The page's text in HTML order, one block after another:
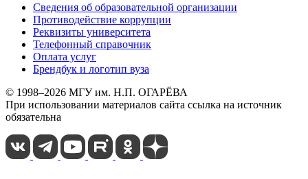
Сведения об образовательной организации
Противодействие коррупции
Реквизиты университета
Телефонный справочник
Оплата услуг
Брендбук и логотип вуза
© 1998–2026 МГУ им. Н.П. ОГАРЁВА
При использовании материалов сайта ссылка на источник
обязательна